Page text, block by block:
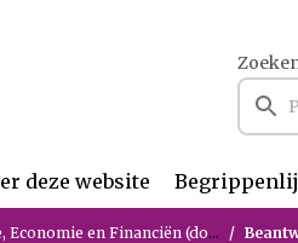
deze website
Financiën (donderdag 21 mei 2026)